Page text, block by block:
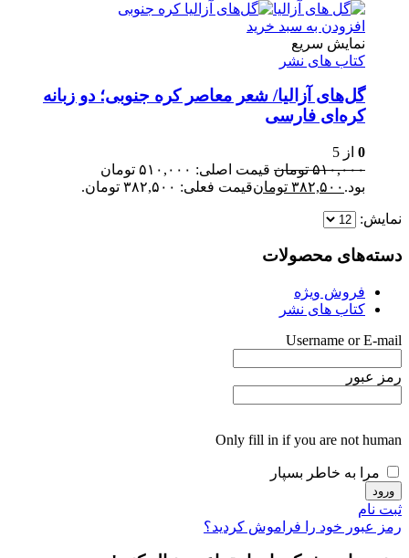
افزودن به سبد خرید
نمایش سریع
کتاب های نشر
گل‌‌های آزالیا/ شعر معاصر کره جنوبی؛ دو زبانه
کره‌ای فارسی
0 از 5
۵۱۰,۰۰۰ تومان
قیمت اصلی: ۵۱۰,۰۰۰ تومان
بود. ۳۸۲,۵۰۰ تومانقیمت فعلی: ۳۸۲,۵۰۰ تومان.
نمایش:
دسته‌های محصولات
فروش ویژه
کتاب های نشر
Username or E-mail
رمز عبور
Only fill in if you are not human
مرا به خاطر بسپار
ثبت نام
رمز عبور خود را فراموش کردید؟